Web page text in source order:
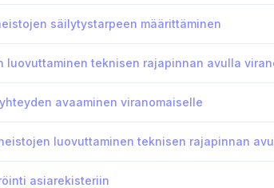
säilytystarpeen määrittäminen
luovuttaminen teknisen rajapinnan avulla
avaaminen viranomaiselle
luovuttaminen teknisen rajapinnan
asiarekisteriin